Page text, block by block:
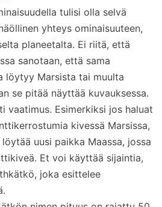
tulisi olla selvä
yhteys ominaisuuteen,
planeetalta. Ei riitä, että
sanotaan, että sama
löytyy Marsista tai muulta
se pitää näyttää kuvauksessa.
vaatimus. Esimerkiksi jos haluat
kivessä Marsissa,
uusi paikka Maassa, jossa
Et voi käyttää sijaintia,
joka esittelee